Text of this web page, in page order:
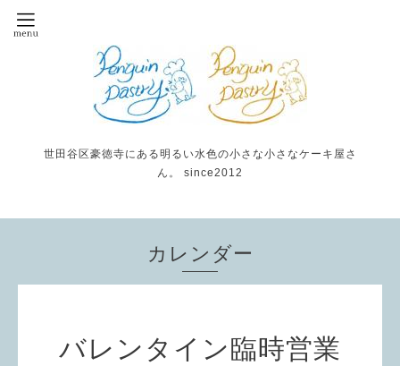
世田谷区豪徳寺にある明るい水色の小さな小さなケーキ屋さ
ん。 since2012
カレンダー
バレンタイン臨時営業